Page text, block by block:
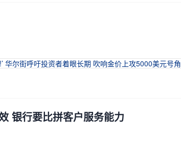
华尔街呼吁投资者着眼长期 吹响金价上攻5000美元号角
银行要比拼客户服务能力